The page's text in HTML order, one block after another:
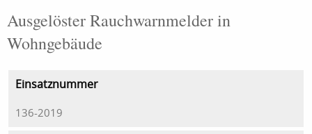
Ausgelöster Rauchwarnmelder in
Wohngebäude
Einsatznummer
136-2019